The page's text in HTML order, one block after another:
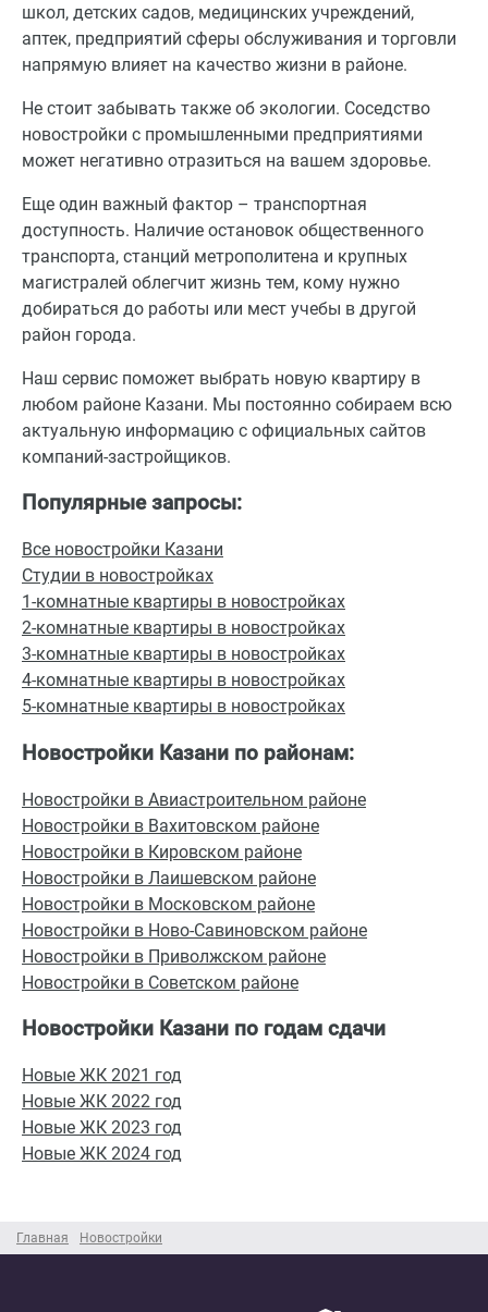
Главная Новостройки
школ, детских садов, медицинских учреждений,
аптек, предприятий сферы обслуживания и торговли
напрямую влияет на качество жизни в районе.
Не стоит забывать также об экологии. Соседство
новостройки с промышленными предприятиями
может негативно отразиться на вашем здоровье.
Еще один важный фактор – транспортная
доступность. Наличие остановок общественного
транспорта, станций метрополитена и крупных
магистралей облегчит жизнь тем, кому нужно
добираться до работы или мест учебы в другой
район города.
Наш сервис поможет выбрать новую квартиру в
любом районе Казани. Мы постоянно собираем всю
актуальную информацию с официальных сайтов
компаний-застройщиков.
Популярные запросы:
Все новостройки Казани
Студии в новостройках
1-комнатные квартиры в новостройках
2-комнатные квартиры в новостройках
3-комнатные квартиры в новостройках
4-комнатные квартиры в новостройках
5-комнатные квартиры в новостройках
Новостройки Казани по районам:
Новостройки в Авиастроительном районе
Новостройки в Вахитовском районе
Новостройки в Кировском районе
Новостройки в Лаишевском районе
Новостройки в Московском районе
Новостройки в Ново-Савиновском районе
Новостройки в Приволжском районе
Новостройки в Советском районе
Новостройки Казани по годам сдачи
Новые ЖК 2021 год
Новые ЖК 2022 год
Новые ЖК 2023 год
Новые ЖК 2024 год